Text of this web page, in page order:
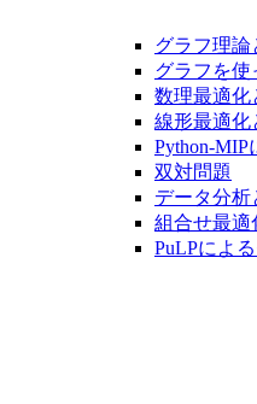
グラフ理論
グラフを使
数理最適化
線形最適化
Python-
双対問題
データ分析
組合せ最適
PuLPによ